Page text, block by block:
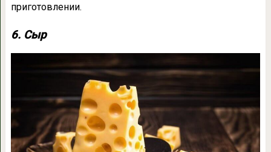
приготовлении.
6. Сыр